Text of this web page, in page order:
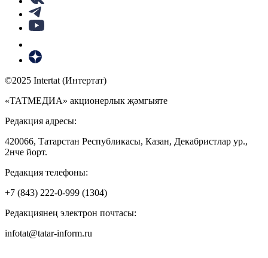
©2025 Intertat (Интертат)
«ТАТМЕДИА» акционерлык җәмгыяте
Редакция адресы:
420066, Татарстан Республикасы, Казан, Декабристлар ур.,
2нче йорт.
Редакция телефоны:
+7 (843) 222-0-999 (1304)
Редакциянең электрон почтасы:
infotat@tatar-inform.ru